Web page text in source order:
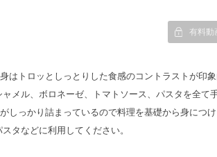
有料動
はトロッとしっとりした食感のコントラストが印
メル、ボロネーゼ、トマトソース、パスタを全て
しっかり詰まっているので料理を基礎から身につ
タなどに利用してください。